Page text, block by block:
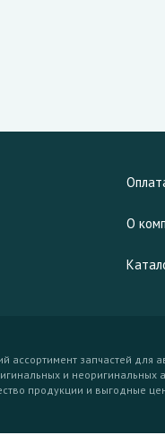
О
ассортимент запчастей для
и неоригинальных
продукции и выгодные